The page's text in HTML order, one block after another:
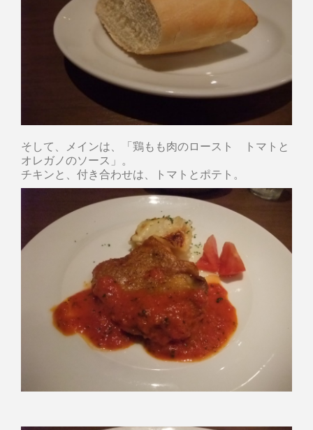
そして、メインは、「鶏もも肉のロースト トマトと
オレガノのソース」。
チキンと、付き合わせは、トマトとポテト。